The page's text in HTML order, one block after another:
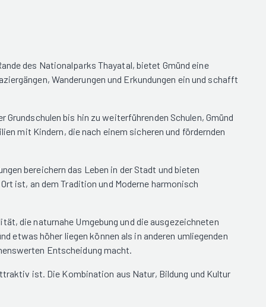
des Nationalparks Thayatal, bietet Gmünd eine
Wanderungen und Erkundungen ein und schafft
bis hin zu weiterführenden Schulen, Gmünd
mit Kindern, die nach einem sicheren und fördernden
bereichern das Leben in der Stadt und bieten
ist, an dem Tradition und Moderne harmonisch
die naturnahe Umgebung und die ausgezeichneten
etwas höher liegen können als in anderen umliegenden
Entscheidung macht.
ist. Die Kombination aus Natur, Bildung und Kultur